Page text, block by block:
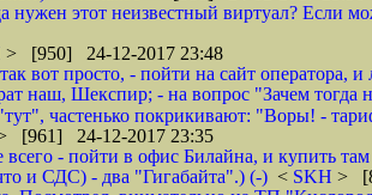
нужен этот неизвестный виртуал? Если
> [950] 24-12-2017 23:48
вот просто, - пойти на сайт оператора,
наш, Шекспир; - на вопрос "Зачем тогда
частенько покрикивают: "Воры! -
[961] 24-12-2017 23:35
- пойти в офис Билайна, и купить
и СДС) - два "Гигабайта".) (-) < SKH >